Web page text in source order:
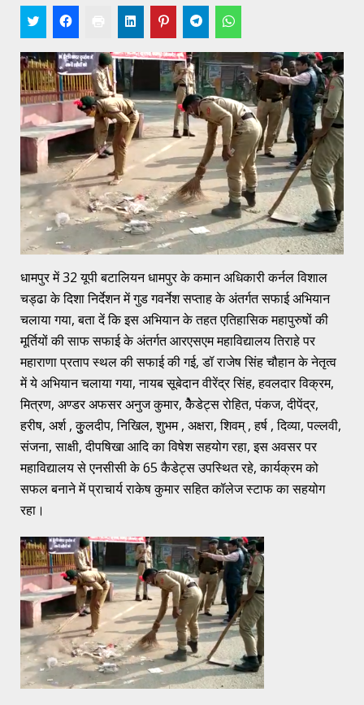
धामपुर में 32 यूपी बटालियन धामपुर के कमान अधिकारी कर्नल विशाल
चड्ढा के दिशा निर्देशन में गुड गवर्नेश सप्ताह के अंतर्गत सफाई अभियान
चलाया गया, बता दें कि इस अभियान के तहत एतिहासिक महापुरुषों की
मूर्तियों की साफ सफाई के अंतर्गत आरएसएम महाविद्यालय तिराहे पर
महाराणा प्रताप स्थल की सफाई की गई, डॉ राजेष सिंह चौहान के नेतृत्व
में ये अभियान चलाया गया, नायब सूबेदान वीरेंद्र सिंह, हवलदार विक्रम,
मित्रण, अण्डर अफसर अनुज कुमार, केैडेट्स रोहित, पंकज, दीपेंद्र,
हरीष, अर्श , कुुलदीप, निखिल, शुभम , अक्षरा, शिवम् , हर्ष , दिव्या, पल्लवी,
संजना, साक्षी, दीपषिखा आदि का विषेश सहयोग रहा, इस अवसर पर
महाविद्यालय से एनसीसी के 65 कैडेट्स उपस्थित रहे, कार्यक्रम को
सफल बनाने में प्राचार्य राकेष कुमार सहित कॉलेज स्टाफ का सहयोग
रहा।